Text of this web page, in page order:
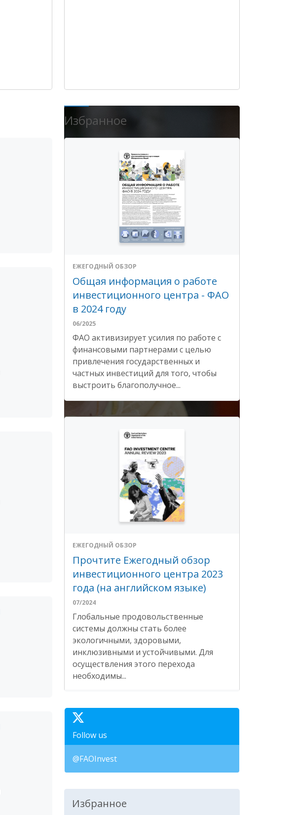
Большая роль мелких
фермеров в Бангладеш
26/08/2024
Избранное
ЕЖЕГОДНЫЙ ОБЗОР
Общая информация о работе
инвестиционного центра - ФАО
в 2024 году
06/2025
ФАО активизирует усилия по работе с
финансовыми партнерами с целью
привлечения государственных и
частных инвестиций для того, чтобы
выстроить благополучное...
ЕЖЕГОДНЫЙ ОБЗОР
Прочтите Ежегодный обзор
инвестиционного центра 2023
года (на английском языке)
07/2024
Глобальные продовольственные
системы должны стать более
экологичными, здоровыми,
инклюзивными и устойчивыми. Для
осуществления этого перехода
необходимы...
Follow us
@FAOInvest
Избранное